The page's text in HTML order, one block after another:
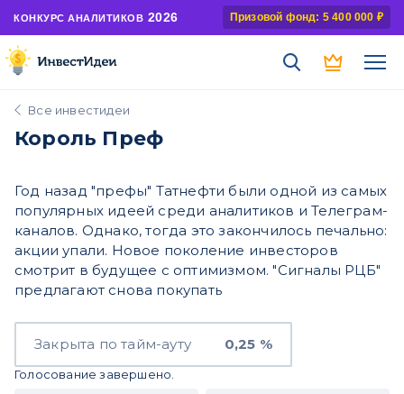
КОНКУРС АНАЛИТИКОВ 2026 Призовой фонд: 5 400 000 ₽
Все инвестидеи
Король Преф
Год назад "префы" Татнефти были одной из самых
популярных идеей среди аналитиков и Телеграм-
каналов. Однако, тогда это закончилось печально:
акции упали. Новое поколение инвесторов
смотрит в будущее с оптимизмом. "Сигналы РЦБ"
предлагают снова покупать
Закрыта по тайм-ауту 0,25 %
Голосование завершено.